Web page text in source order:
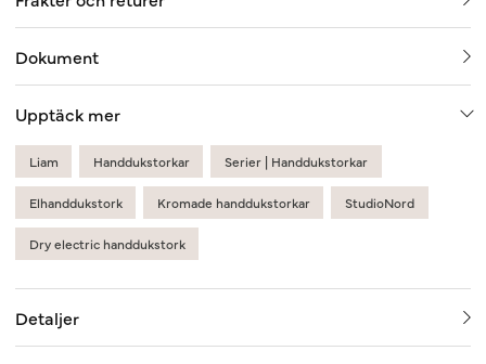
Dokument
Upptäck mer
Liam Handdukstorkar Serier | Handdukstorkar
Elhanddukstork Kromade handdukstorkar StudioNord
Dry electric handdukstork
Detaljer